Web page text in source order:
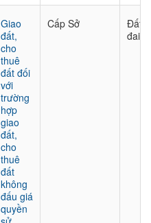
Giao
đất,
cho
thuê
đất đối
với
trường
hợp
giao
đất,
cho
thuê
đất
không
đấu giá
quyền
Cấp Sở
Đất
đai